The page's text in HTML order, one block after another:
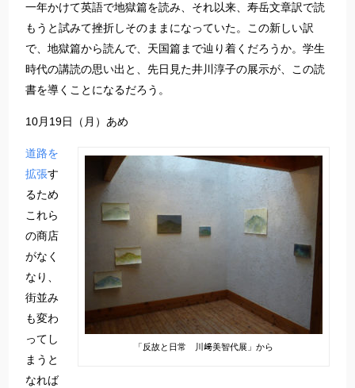
一年かけて英語で地獄篇を読み、それ以来、寿岳文章訳で読
もうと試みて挫折しそのままになっていた。この新しい訳
で、地獄篇から読んで、天国篇まで辿り着くだろうか。学生
時代の講読の思い出と、先日見た井川淳子の展示が、この読
書を導くことになるだろう。
10月19日（月）あめ
「反故と日常 川﨑美智代展」から
道路を
拡張す
るため
これら
の商店
がなく
なり、
街並み
も変わ
ってし
まうと
なれば